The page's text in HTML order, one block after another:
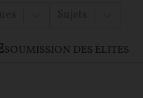
SOUMISSION DES ÉLITES